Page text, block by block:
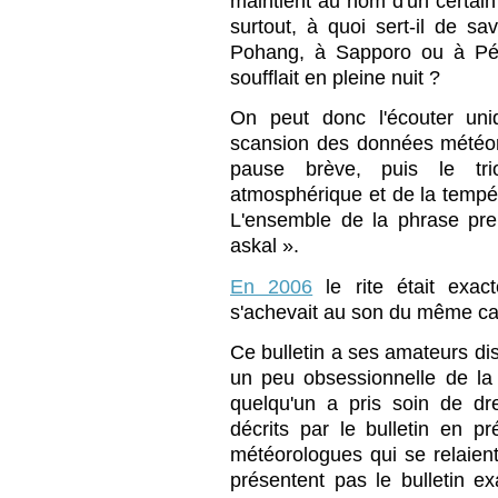
surtout, à quoi sert-il de
Pohang, à Sapporo ou à
soufflait en pleine nuit ?
On peut donc l'écouter
scansion des données
pause brève, puis le
atmosphérique et de la
L'ensemble de la phrase
askal ».
En 2006 le rite était
s'achevait au son du même
Ce bulletin a ses amateurs
un peu obsessionnelle de
quelqu'un a pris soin de
décrits par le bulletin en
météorologues qui se
présentent pas le bulletin